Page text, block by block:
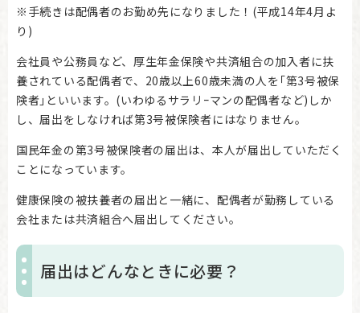
※手続きは配偶者のお勤め先になりました！(平成14年4月よ
り)
会社員や公務員など、厚生年金保険や共済組合の加入者に扶
養されている配偶者で、20歳以上60歳未満の人を｢第3号被保
険者｣といいます。(いわゆるサラリｰマンの配偶者など)しか
し、届出をしなければ第3号被保険者にはなりません。
国民年金の第3号被保険者の届出は、本人が届出していただく
ことになっています。
健康保険の被扶養者の届出と一緒に、配偶者が勤務している
会社または共済組合へ届出してください。
届出はどんなときに必要？